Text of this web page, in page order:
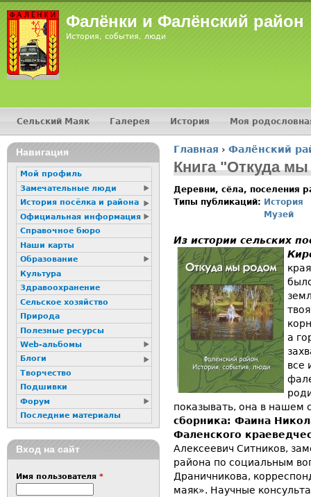
Фалёнки и Фалёнский район
История, события, люди
Вы здесь
Главная › Фалёнский
Книга "Откуда
Деревни, сёла, поселения
Типы публикаций: История
Музей
Из истории сельских
а
все
показывать, она в нашем
сборника: Фаина
Фаленского
Алексеевич Ситников,
района по социальным
Драничникова,
маяк». Научные
Главное меню
Сельский Маяк Галерея История Моя
16+
Навигация
Мой профиль
Замечательные люди
История посёлка и района
Официальная информация
Справочное бюро
Наши карты
Образование
Культура
Здравоохранение
Сельское хозяйство
Природа
Полезные ресурсы
Web-альбомы
Блоги
Творчество
Подшивки
Форум
Последние материалы
Вход на сайт
Имя пользователя *